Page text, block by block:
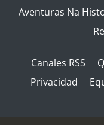
Aventuras Na
Canales RSS
Privacidad